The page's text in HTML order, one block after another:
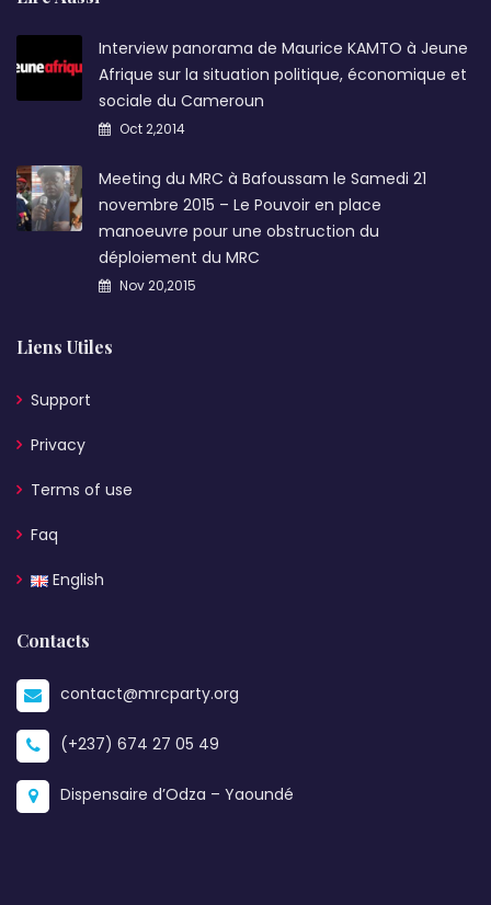
Interview panorama de Maurice KAMTO à Jeune
Afrique sur la situation politique, économique et
sociale du Cameroun
Oct 2,2014
Meeting du MRC à Bafoussam le Samedi 21
novembre 2015 – Le Pouvoir en place
manoeuvre pour une obstruction du
déploiement du MRC
Nov 20,2015
Liens Utiles
Support
Privacy
Terms of use
Faq
English
Contacts
contact@mrcparty.org
(+237) 674 27 05 49
Dispensaire d’Odza – Yaoundé